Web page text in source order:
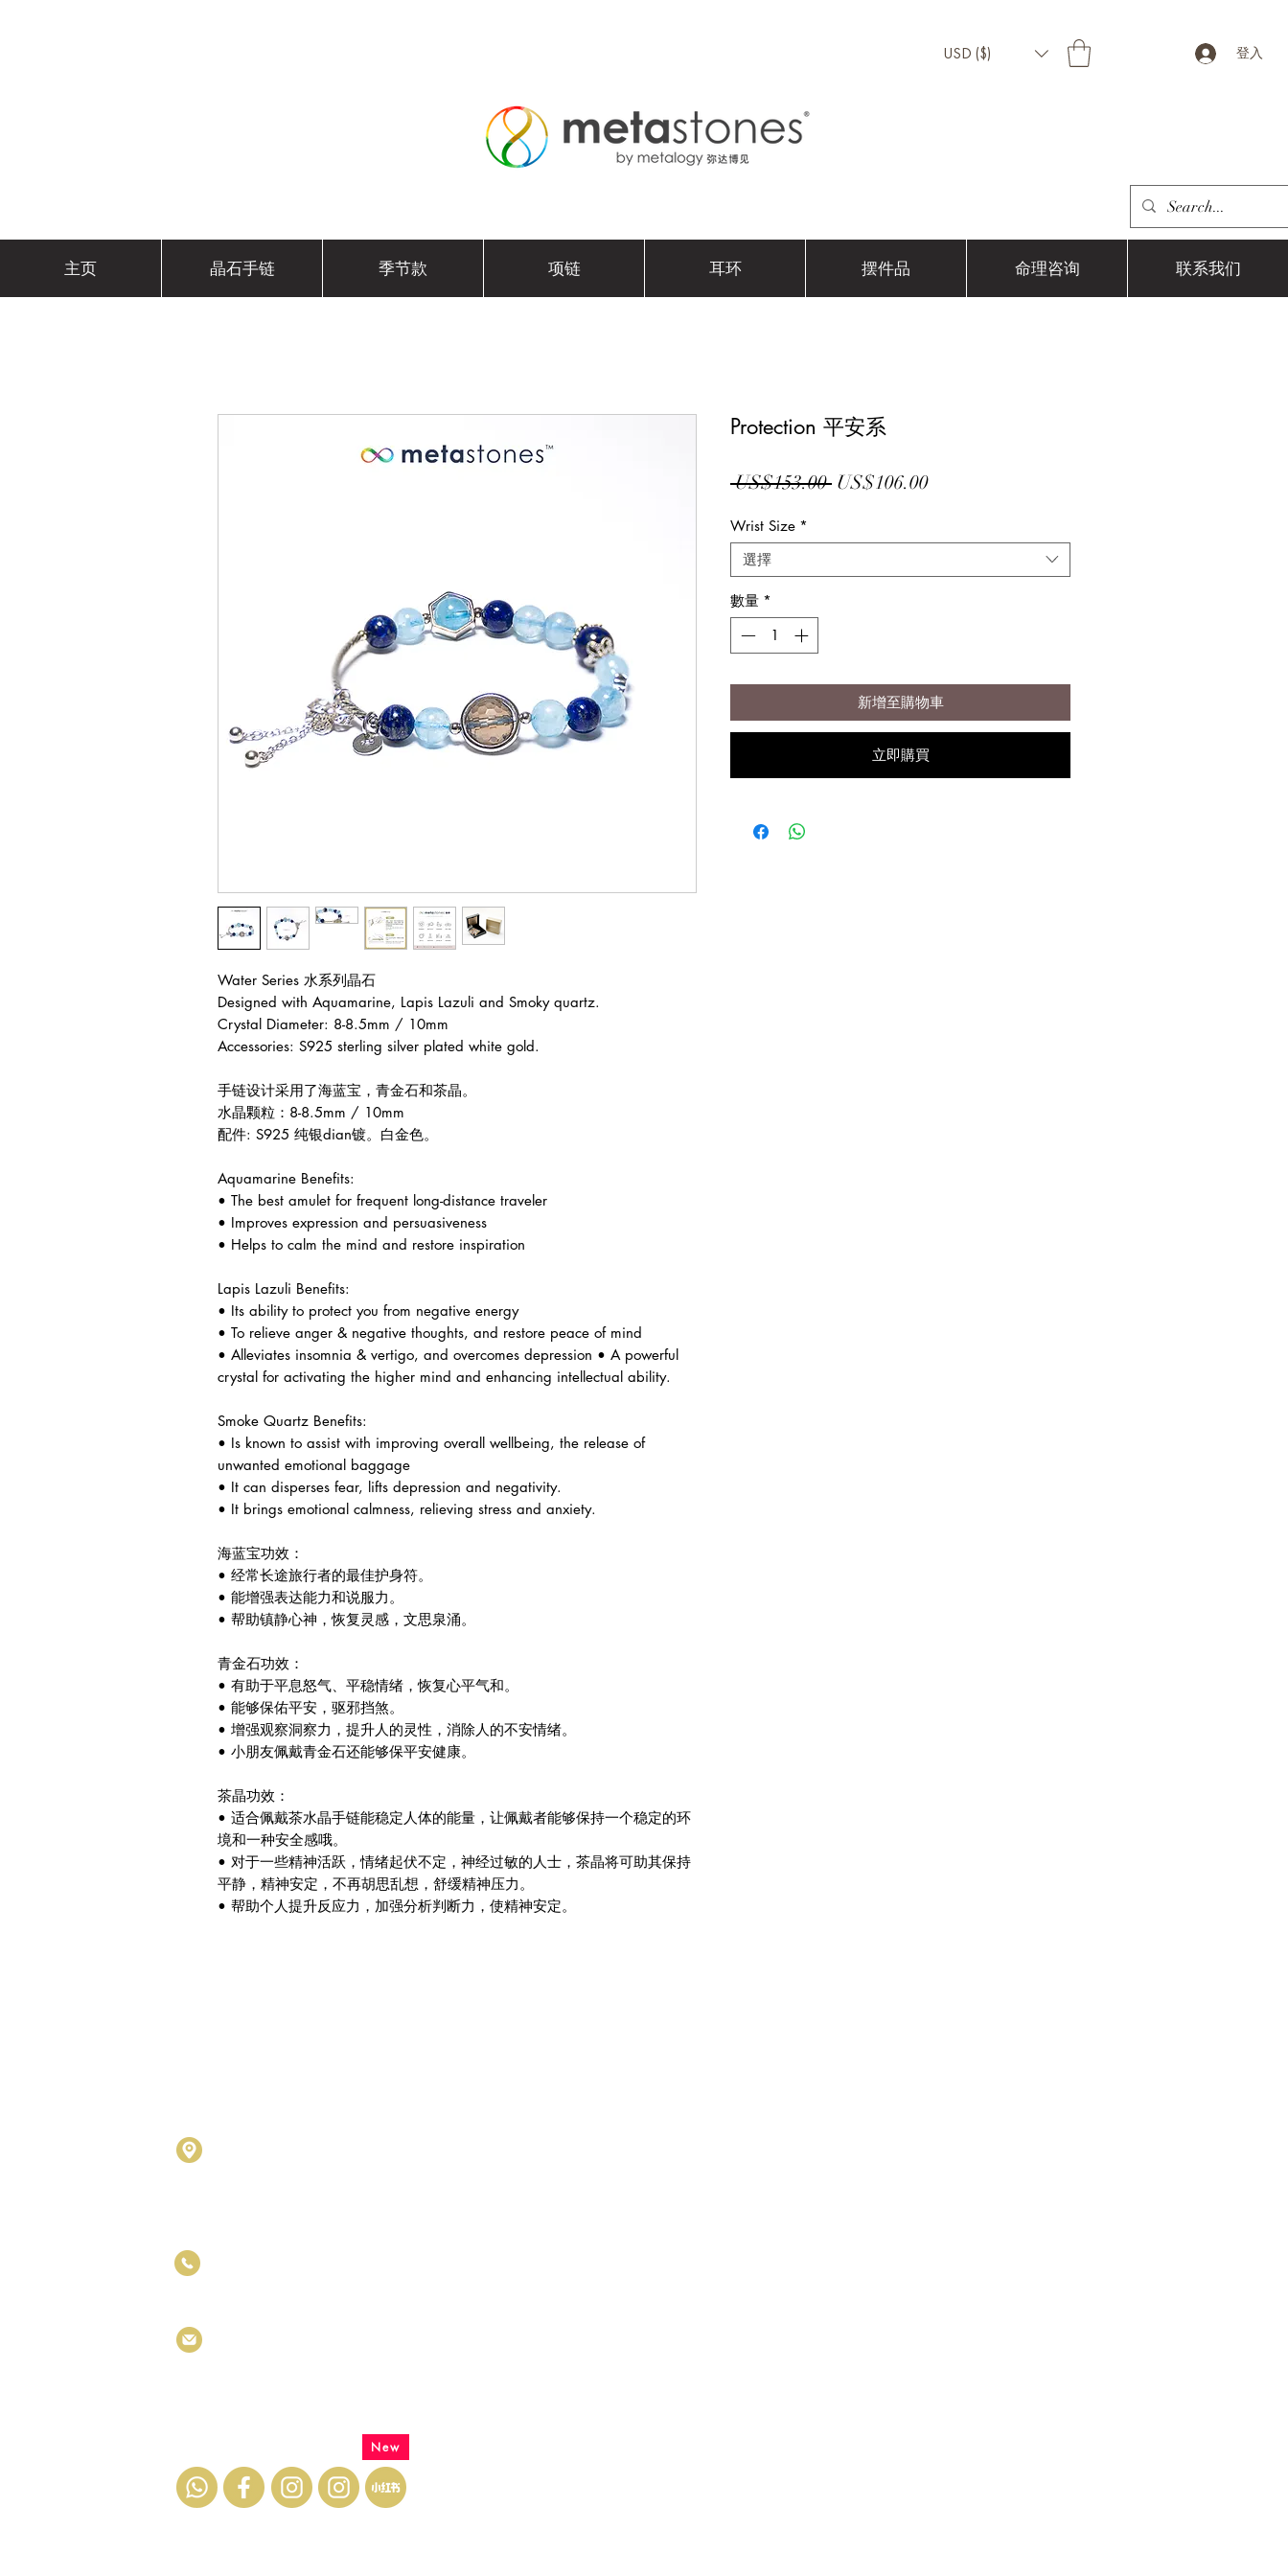
USD ($) 登入
主页 晶石手链 季节款 项链 耳环 摆件品 命理咨询 联系我们
Water Series 水系列晶石
Designed with Aquamarine, Lapis Lazuli and Smoky quartz.
Crystal Diameter: 8-8.5mm / 10mm
Accessories: S925 sterling silver plated white gold.
手链设计采用了海蓝宝，青金石和茶晶。
水晶颗粒：8-8.5mm / 10mm
配件: S925 纯银dian镀。白金色。
Aquamarine Benefits:
• The best amulet for frequent long-distance traveler
• Improves expression and persuasiveness
• Helps to calm the mind and restore inspiration
Lapis Lazuli Benefits:
• Its ability to protect you from negative energy
• To relieve anger & negative thoughts, and restore peace of mind
• Alleviates insomnia & vertigo, and overcomes depression • A powerful
crystal for activating the higher mind and enhancing intellectual ability.
Smoke Quartz Benefits:
• Is known to assist with improving overall wellbeing, the release of
unwanted emotional baggage
• It can disperses fear, lifts depression and negativity.
• It brings emotional calmness, relieving stress and anxiety.
海蓝宝功效：
• 经常长途旅行者的最佳护身符。
• 能增强表达能力和说服力。
• 帮助镇静心神，恢复灵感，文思泉涌。
青金石功效：
• 有助于平息怒气、平稳情绪，恢复心平气和。
• 能够保佑平安，驱邪挡煞。
• 增强观察洞察力，提升人的灵性，消除人的不安情绪。
• 小朋友佩戴青金石还能够保平安健康。
茶晶功效：
• 适合佩戴茶水晶手链能稳定人体的能量，让佩戴者能够保持一个稳定的环
境和一种安全感哦。
• 对于一些精神活跃，情绪起伏不定，神经过敏的人士，茶晶将可助其保持
平静，精神安定，不再胡思乱想，舒缓精神压力。
• 帮助个人提升反应力，加强分析判断力，使精神安定。
Protection 平安系
US$153.00 一
價
格
US$106.00促
價
格
Wrist Size *
選擇
數量 *
新增至購物車
立即購買
New